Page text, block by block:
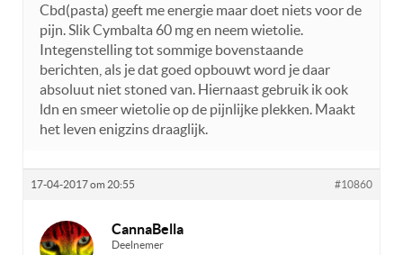
Cbd(pasta) geeft me energie maar doet niets voor de
pijn. Slik Cymbalta 60 mg en neem wietolie.
Integenstelling tot sommige bovenstaande
berichten, als je dat goed opbouwt word je daar
absoluut niet stoned van. Hiernaast gebruik ik ook
ldn en smeer wietolie op de pijnlijke plekken. Maakt
het leven enigzins draaglijk.
17-04-2017 om 20:55 #10860
CannaBella
Deelnemer